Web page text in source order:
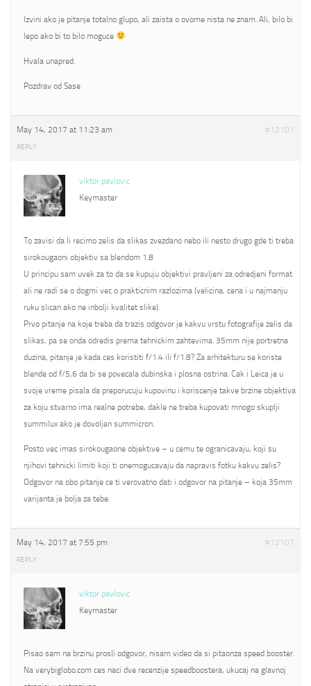
Izvini ako je pitanje totalno glupo, ali zaista o ovome nista ne znam. Ali, bilo bi
lepo ako bi to bilo moguce
Hvala unapred.
Pozdrav od Sase
May 14, 2017 at 11:23 am #12101
REPLY
viktor pavlovic
Keymaster
To zavisi da li recimo zelis da slikas zvezdano nebo ili nesto drugo gde ti treba
sirokougaoni objektiv sa blendom 1.8
U principu sam uvek za to da se kupuju objektivi pravljeni za odredjeni format
ali ne radi se o dogmi vec o prakticnim razlozima (velicina, cena i u najmanju
ruku slican ako ne inbolji kvalitet slike).
Prvo pitanje na koje treba da trazis odgovor je kakvu vrstu fotografije zelis da
slikas, pa se onda odredis prema tehnickim zahtevima. 35mm nije portretna
duzina, pitanje je kada ces koristiti f/1.4 ili f/1.8? Za arhitekturu se koriste
blende od f/5,6 da bi se povecala dubinska i plosna ostrina. Cak i Leica je u
svoje vreme pisala da preporucuju kupovinu i koriscenje takve brzine objektiva
za koju stvarno ima realne potrebe, dakle ne treba kupovati mnogo skuplji
summilux ako je dovoljan summicron.
Posto vec imas sirokougaone objektive – u cemu te ogranicavaju, koji su
njihovi tehnicki limiti koji ti onemogucavaju da napravis fotku kakvu zelis?
Odgovor na obo pitanje ce ti verovatno dati i odgovor na pitanje – koja 35mm
varijanta je bolja za tebe.
May 14, 2017 at 7:55 pm #12107
REPLY
viktor pavlovic
Keymaster
Pisao sam na brzinu prosli odgovor, nisam video da si pitaonza speed booster.
Na verybiglobo.com ces naci dve recenzije speedboostera, ukucaj na glavnoj